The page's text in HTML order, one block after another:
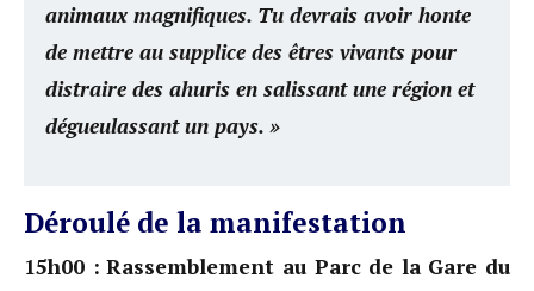
animaux magnifiques. Tu devrais avoir honte
de mettre au supplice des êtres vivants pour
distraire des ahuris en salissant une région et
dégueulassant un pays. »
Déroulé de la manifestation
15h00 : Rassemblement au Parc de la Gare du